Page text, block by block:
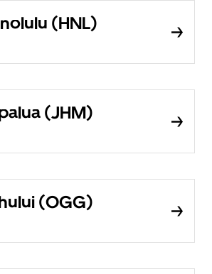
(HNL)
(JHM)
(OGG)